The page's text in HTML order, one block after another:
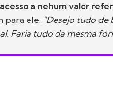
a nehum valor
para ele: "Desejo tudo de
Faria tudo da mesma